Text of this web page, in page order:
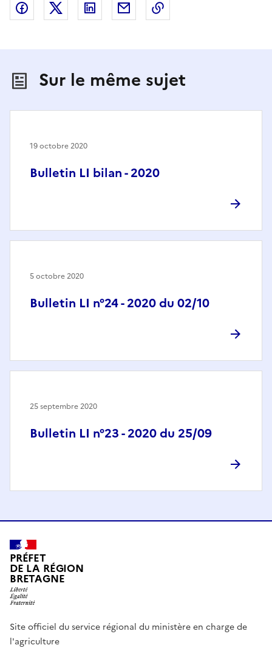
Partager sur Facebook
Partager sur X (anciennement Twitter)
Partager sur LinkedIn
Partager par email
Sur le même sujet
Bulletin LI bilan - 2020
19 octobre 2020
Bulletin LI n°24 - 2020 du 02/10
5 octobre 2020
Bulletin LI n°23 - 2020 du 25/09
25 septembre 2020
PRÉFET
DE LA RÉGION
BRETAGNE
Site officiel du service régional du ministère en charge de
l'agriculture